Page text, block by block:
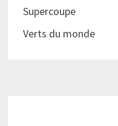
Supercoupe
Verts du monde